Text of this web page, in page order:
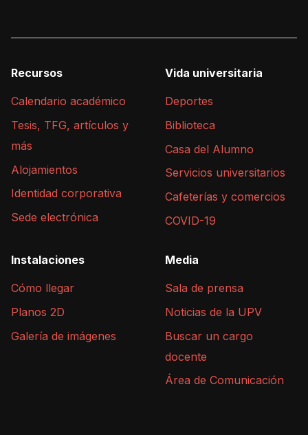
Recursos
Calendario académico
Tesis, TFG, artículos y
más
Alojamientos
Identidad corporativa
Sede electrónica
Vida universitaria
Deportes
Biblioteca
Casa del Alumno
Servicios universitarios
Cafeterías y comercios
COVID-19
Instalaciones
Cómo llegar
Planos 2D
Galería de imágenes
Media
Sala de prensa
Noticias de la UPV
Buscar un cargo
docente
Área de Comunicación